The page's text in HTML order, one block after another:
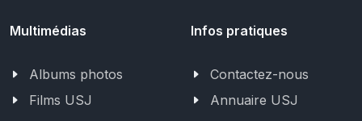
Multimédias
Albums photos
Films USJ
Infos pratiques
Contactez-nous
Annuaire USJ